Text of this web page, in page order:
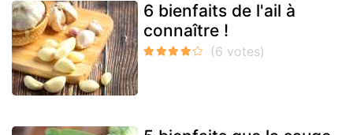
6 bienfaits de l'ail à
connaître !